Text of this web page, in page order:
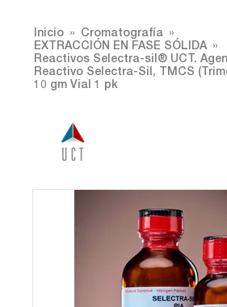
Inicio
Cromatografía
EXTRACCIÓN EN FASE SÓLIDA
Reactivos Selectra-sil® UCT.
Reactivo Selectra-Sil, TMCS
10 gm Vial 1 pk